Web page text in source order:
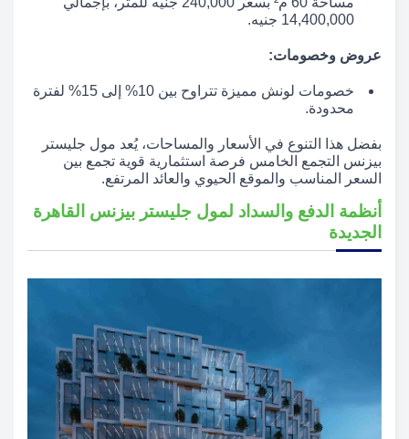
14,400,000 جنيه.
عروض وخصومات:
خصومات لونش مميزة تتراوح بين 10% إلى 15% لفترة
محدودة.
بفضل هذا التنوع في الأسعار والمساحات، يُعد مول جليستر
بيزنس التجمع الخامس فرصة استثمارية قوية تجمع بين
السعر المناسب والموقع الحيوي والعائد المرتفع.
أنظمة الدفع والسداد لمول جليستر بيزنس القاهرة
الجديدة